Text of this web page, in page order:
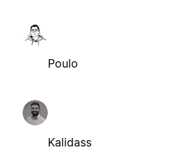
Poulo
Kalidass